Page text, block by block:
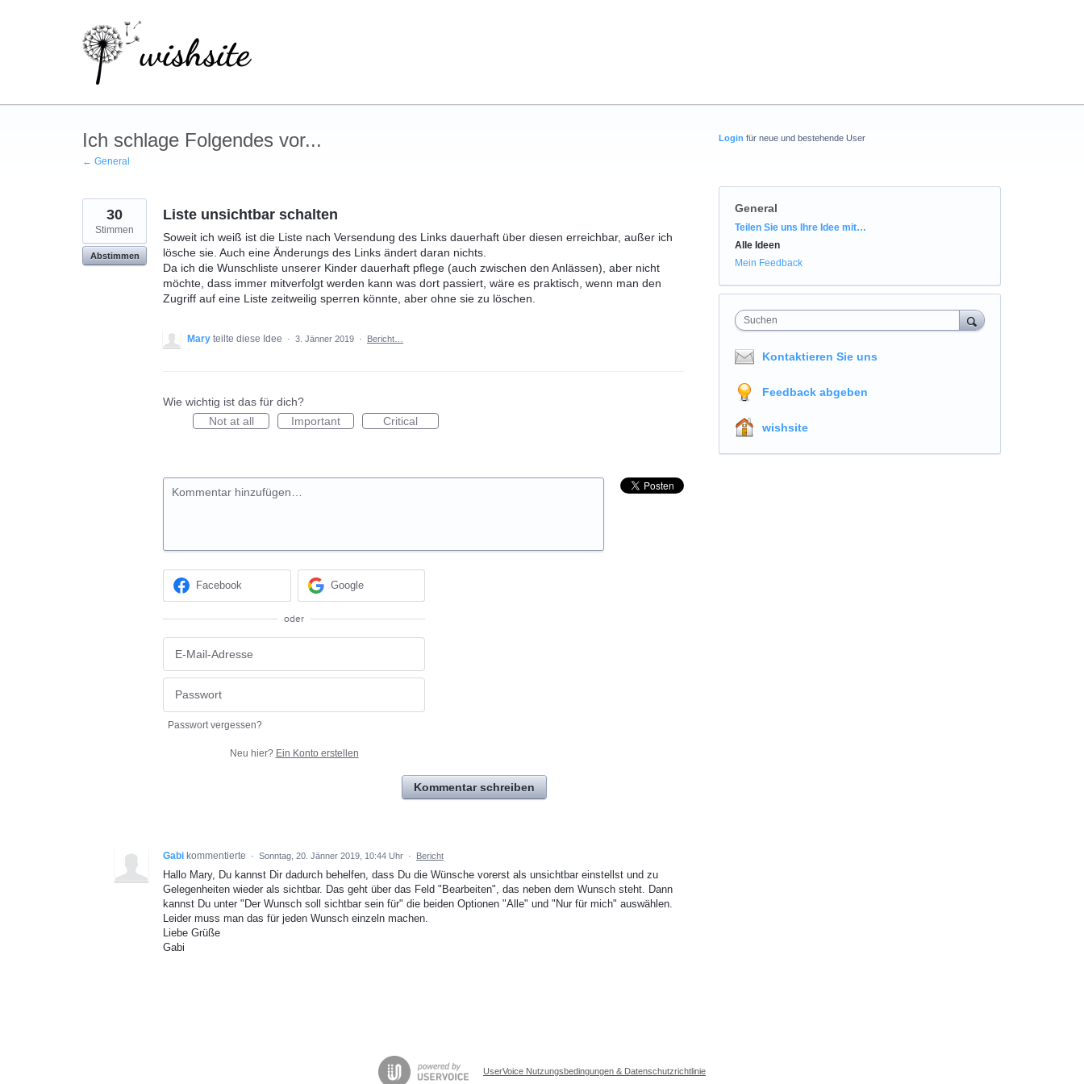
Ich schlage Folgendes vor...
← General
Liste unsichtbar schalten
Soweit ich weiß ist die Liste nach Versendung des Links dauerhaft über diesen erreichbar, außer ich
lösche sie. Auch eine Änderungs des Links ändert daran nichts.
Da ich die Wunschliste unserer Kinder dauerhaft pflege (auch zwischen den Anlässen), aber nicht
möchte, dass immer mitverfolgt werden kann was dort passiert, wäre es praktisch, wenn man den
Zugriff auf eine Liste zeitweilig sperren könnte, aber ohne sie zu löschen.
30
Stimmen
Abstimmen
Mary teilte diese Idee · 3. Jänner 2019 · Bericht…
Wie wichtig ist das für dich?
Not at all
Important Critical
Kommentar hinzufügen…
Facebook Google
oder
Passwort vergessen?
Neu hier? Ein Konto erstellen
Kommentar schreiben
Gabi kommentierte · Sonntag, 20. Jänner 2019, 10:44 Uhr · Bericht
Hallo Mary, Du kannst Dir dadurch behelfen, dass Du die Wünsche vorerst als unsichtbar einstellst und zu
Gelegenheiten wieder als sichtbar. Das geht über das Feld "Bearbeiten", das neben dem Wunsch steht. Dann
kannst Du unter "Der Wunsch soll sichtbar sein für" die beiden Optionen "Alle" und "Nur für mich" auswählen.
Leider muss man das für jeden Wunsch einzeln machen.
Liebe Grüße
Gabi
Login für neue und bestehende User
General
Kategorien
Teilen Sie uns Ihre Idee mit…
Alle Ideen
Mein Feedback
Suchen
Kontaktieren Sie uns
Feedback abgeben
wishsite
UserVoice Nutzungsbedingungen & Datenschutzrichtlinie